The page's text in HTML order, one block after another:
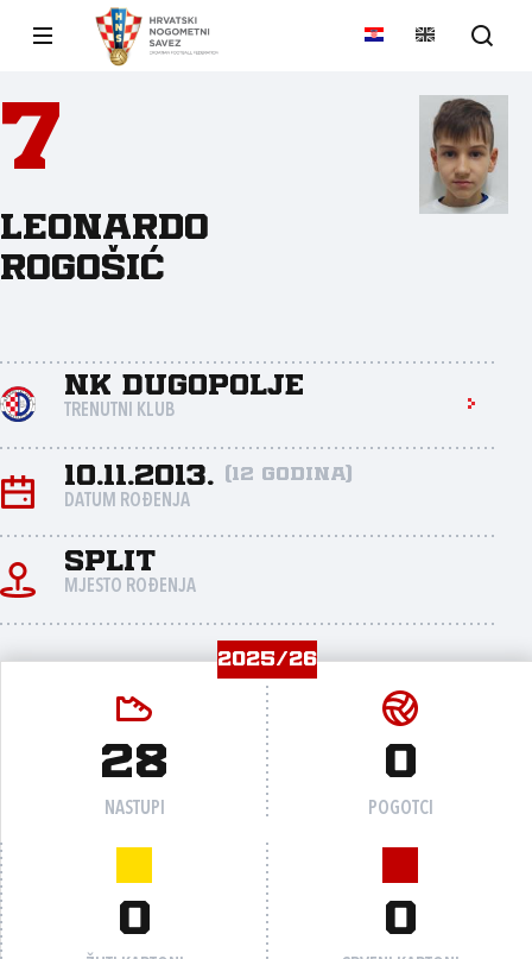
7
Leonardo
Rogošić
NK Dugopolje
TRENUTNI KLUB
10.11.2013. (12 godina)
DATUM ROĐENJA
Split
MJESTO ROĐENJA
2025/26
28
NASTUPI
0
POGOTCI
0 0